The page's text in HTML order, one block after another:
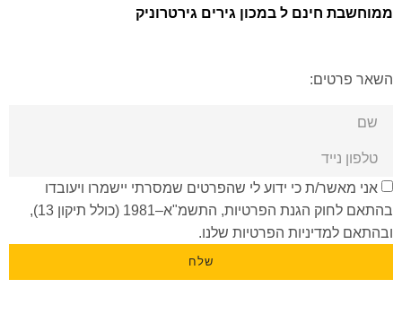
ממוחשבת חינם ל במכון גירים גירטרוניק
השאר פרטים:
אני מאשר/ת כי ידוע לי שהפרטים שמסרתי יישמרו ויעובדו
בהתאם לחוק הגנת הפרטיות, התשמ"א–1981 (כולל תיקון 13),
ובהתאם ל מדיניות הפרטיותשלנו.
שלח